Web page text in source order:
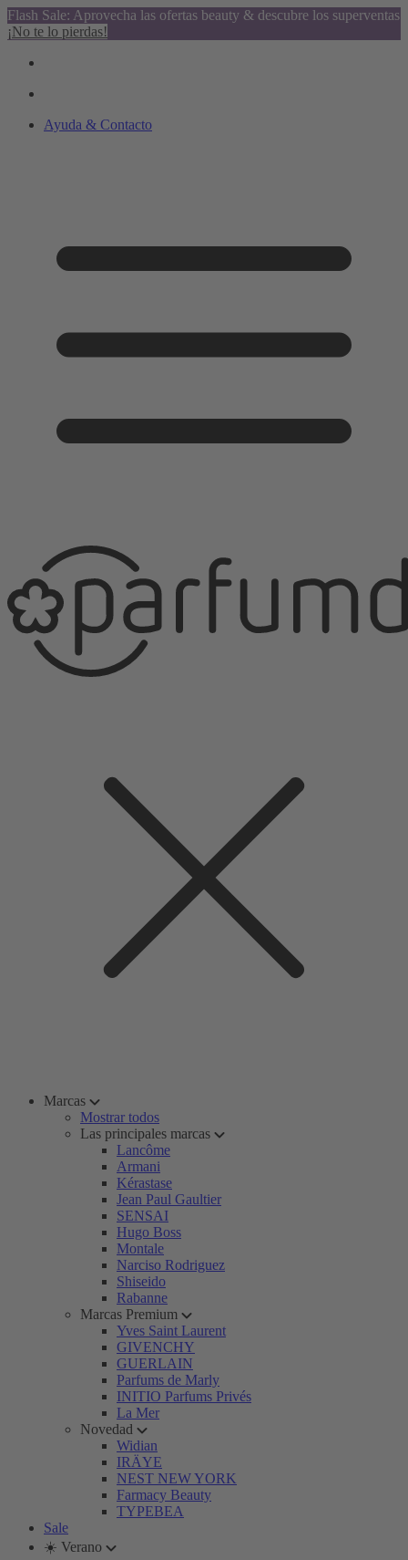
Flash Sale: Aprovecha las ofertas beauty & descubre los superventas
¡No te lo pierdas!
Ayuda & Contacto
Marcas
Mostrar todos
Las principales marcas
Lancôme
Armani
Kérastase
Jean Paul Gaultier
SENSAI
Hugo Boss
Montale
Narciso Rodriguez
Shiseido
Rabanne
Marcas Premium
Yves Saint Laurent
GIVENCHY
GUERLAIN
Parfums de Marly
INITIO Parfums Privés
La Mer
Novedad
Widian
IRÄYE
NEST NEW YORK
Farmacy Beauty
TYPEBEA
Sale
☀️ Verano